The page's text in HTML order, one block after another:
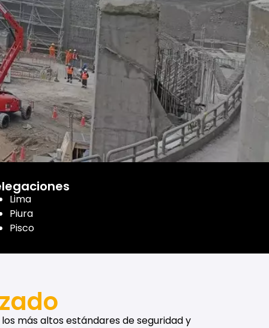
Lima
Piura
Pisco
más altos estándares de seguridad y